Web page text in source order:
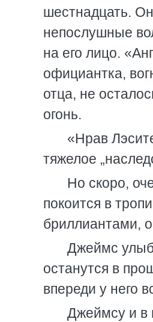
шестнадцать.
непослушные
на его лицо.
официантка,
отца, не
огонь.
«Нрав
тяжелое
Но скоро,
покоится в
бриллиантами,
Джеймс
останутся в
впереди у него
Джеймсу и в